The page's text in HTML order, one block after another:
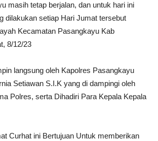
masih tetap berjalan, dan untuk hari ini
dilakukan setiap Hari Jumat tersebut
Kecamatan Pasangkayu Kab
8/12/23
langsung oleh Kapolres Pasangkayu
Setiawan S.I.K yang di dampingi oleh
Polres, serta Dihadiri Para Kepala Kepala
Curhat ini Bertujuan Untuk memberikan